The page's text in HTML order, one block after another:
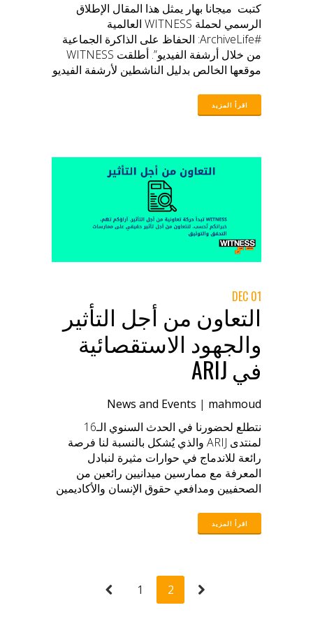
كتبت ميجانا بهار يمثل هذا المقال الإطلاق
الرسمي لحملة WITNESS العالمية
#ArchiveLife: الحفاظ على الذاكرة الجماعية
من خلال أرشفة الفيديو”. أطلقت WITNESS
موقعها الخالص بدليل الناشطين لأرشفة الفيديو
الحين، قمنا بدعم وتعلم من الشركاء من جميع
أنحاء العالم في مشاريع أرشفة الفيديو. وتشمل
الصرخة، ال الأرشيف السوري مع Mnemonic
وأرشيف الإبادة الجماعية للروهينجا أطلقت في
01 DEC
التعاون من أجل التأثير
والجهود الاستقصائية
في ARIJ
News and Events | mahmoud
نتطلع لحضورنا في الحدث السنوي الـ16
لمنتدى ARIJ والذي يُشكل بالنسبة لنا فرصة
رائعة للاندماج في حوارات مثيرة لنبادل
المعرفة مع ممارسين ميدانيين رائعين من
الصحفيين ومدافعي حقوق الإنسان والأكاديمين
الأطراف والأفراد المعنيين بالتحقق والصحافة
الاستقصائية والاستخبارات مفتوحة المصدر
حول الأدوات، وجهود التحقق، وتقنيات
الاستخبارات الافتراضية. نؤكد على فكرة العمل
1 2